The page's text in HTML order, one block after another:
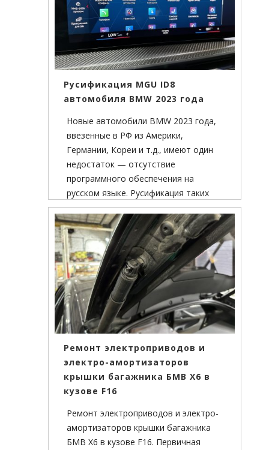
Русификация MGU ID8
автомобиля BMW 2023 года
Новые автомобили BMW 2023 года,
ввезенные в РФ из Америки,
Германии, Кореи и т.д., имеют один
недостаток — отсутствие
программного обеспечения на
русском языке. Русификация таких
автомобилей требует некоторых
специальных знаний и занимает, как
правило, около 3-х часов.
Ремонт электроприводов и
электро-амортизаторов
крышки багажника БМВ Х6 в
кузове F16
Ремонт электроприводов и электро-
амортизаторов крышки багажника
БМВ Х6 в кузове F16. Первичная